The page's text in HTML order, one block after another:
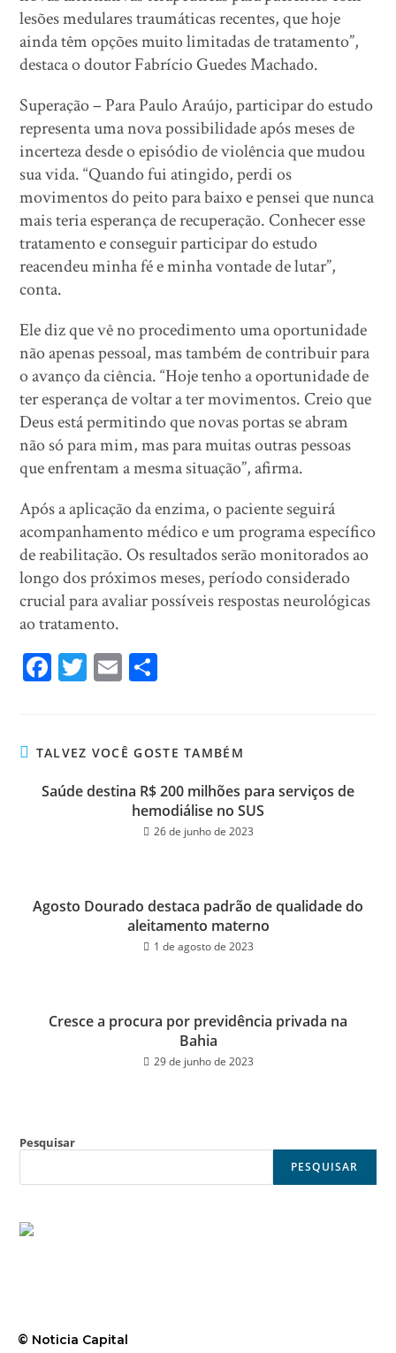
lesões medulares traumáticas recentes, que hoje
ainda têm opções muito limitadas de tratamento”,
destaca o doutor Fabrício Guedes Machado.
Superação – Para Paulo Araújo, participar do estudo
representa uma nova possibilidade após meses de
incerteza desde o episódio de violência que mudou
sua vida. “Quando fui atingido, perdi os
movimentos do peito para baixo e pensei que nunca
mais teria esperança de recuperação. Conhecer esse
tratamento e conseguir participar do estudo
reacendeu minha fé e minha vontade de lutar”,
conta.
Ele diz que vê no procedimento uma oportunidade
não apenas pessoal, mas também de contribuir para
o avanço da ciência. “Hoje tenho a oportunidade de
ter esperança de voltar a ter movimentos. Creio que
Deus está permitindo que novas portas se abram
não só para mim, mas para muitas outras pessoas
que enfrentam a mesma situação”, afirma.
Após a aplicação da enzima, o paciente seguirá
acompanhamento médico e um programa específico
de reabilitação. Os resultados serão monitorados ao
longo dos próximos meses, período considerado
crucial para avaliar possíveis respostas neurológicas
ao tratamento.
Fa
ok
T
er
E
TALVEZ VOCÊ GOSTE TAMBÉM
Saúde destina R$ 200 milhões para serviços de
hemodiálise no SUS
26 de junho de 2023
Agosto Dourado destaca padrão de qualidade do
aleitamento materno
1 de agosto de 2023
Cresce a procura por previdência privada na
Bahia
29 de junho de 2023
Pesquisar
PESQUISAR
© Noticia Capital